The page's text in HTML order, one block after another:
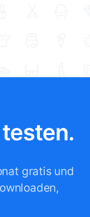
gratis und